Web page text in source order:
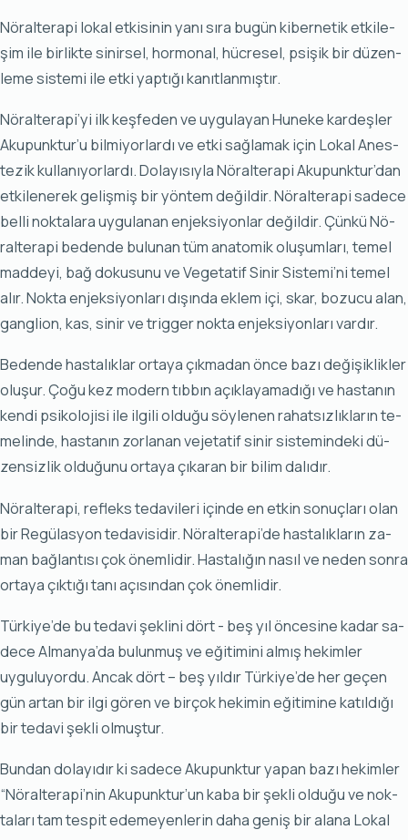
Nö­ral­te­ra­pi lo­kal et­ki­si­nin ya­nı sı­ra bu­gün ki­ber­ne­tik et­ki­le­
şim ile bir­lik­te si­nir­sel, hor­mo­nal, hüc­re­sel, psi­şik bir dü­zen­
le­me sis­te­mi ile et­ki yap­tı­ğı ka­nıt­lan­mış­tır.
Nö­ral­te­ra­pi’yi ilk keş­fe­den ve uy­gu­la­yan Hu­ne­ke kar­deş­ler
Aku­punk­tur’u bil­mi­yor­lar­dı ve et­ki sağ­la­mak için Lo­kal Anes­
te­zik kullanıyorlardı. Do­la­yı­sıy­la Nö­ral­te­ra­pi Aku­punk­tur’dan
et­ki­le­ne­rek ge­liş­miş bir yön­tem de­ğil­dir. Nö­ral­te­ra­pi sa­de­ce
bel­li nok­ta­la­ra uy­gu­la­nan en­jek­si­yon­lar de­ğil­dir. Çün­kü Nö­
ral­te­ra­pi be­den­de bu­lu­nan tüm ana­to­mik olu­şum­la­rı, te­mel
mad­de­yi, bağ do­ku­su­nu ve Ve­ge­ta­tif Si­nir Sis­te­mi’ni te­mel
alır. Nok­ta en­jek­si­yon­la­rı dı­şın­da ek­lem içi, skar, bo­zu­cu alan,
gang­li­on, kas, si­nir ve trig­ger nok­ta en­jek­si­yon­la­rı var­dır.
Be­den­de has­ta­lık­lar or­ta­ya çık­ma­dan ön­ce ba­zı de­ği­şik­lik­ler
olu­şur. Ço­ğu kez mo­dern tıb­bın açık­la­ya­ma­dı­ğı ve has­ta­nın
ken­di psi­ko­lo­ji­si ile il­gi­li ol­du­ğu söy­le­nen ra­hat­sız­lık­la­rın te­
me­lin­de, has­ta­nın zor­la­nan ve­je­ta­tif si­nir sis­te­min­de­ki dü­
zen­siz­lik ol­du­ğu­nu or­ta­ya çı­ka­ran bir bi­lim da­lı­dır.
Nö­ral­te­ra­pi, ref­leks te­da­vi­le­ri için­de en et­kin so­nuç­la­rı olan
bir Re­gü­las­yon te­da­vi­si­dir. Nö­ral­te­ra­pi’de has­ta­lık­la­rın za­
man bağ­lan­tı­sı çok önem­li­dir. Has­ta­lı­ğın na­sıl ve ne­den son­ra
or­ta­ya çık­tı­ğı ta­nı açı­sın­dan çok önem­li­dir.
Tür­ki­ye’de bu te­da­vi şek­li­ni dört - beş yıl ön­ce­si­ne ka­dar sa­
de­ce Al­man­ya’da bu­lun­muş ve eği­ti­mi­ni al­mış he­kim­ler
uyguluyordu. Ancak dört – beş yıl­dır Tür­ki­ye’de her ge­çen
gün ar­tan bir il­gi gö­ren ve bir­çok he­ki­min eği­ti­mi­ne ka­tıl­dı­ğı
bir te­da­vi şek­li ol­muş­tur.
Bun­dan do­la­yı­dır ki sa­de­ce Aku­punk­tur ya­pan ba­zı he­kim­ler
“Nö­ral­te­ra­pi’nin Aku­punk­tur’un ka­ba bir şek­li ol­du­ğu ve nok­
ta­la­rı tam tes­pit ede­me­yen­le­rin da­ha ge­niş bir alana Lo­kal